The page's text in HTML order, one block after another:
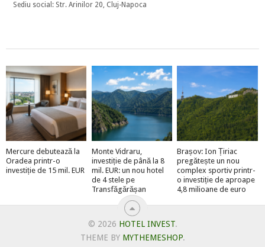
Sediu social: Str. Arinilor 20, Cluj-Napoca
Mercure debutează la
Oradea printr-o
investiție de 15 mil. EUR
Monte Vidraru,
investiție de până la 8
mil. EUR: un nou hotel
de 4 stele pe
Transfăgărășan
Brașov: Ion Țiriac
pregătește un nou
complex sportiv printr-
o investiție de aproape
4,8 milioane de euro
© 2026 HOTEL INVEST.
THEME BY MYTHEMESHOP.